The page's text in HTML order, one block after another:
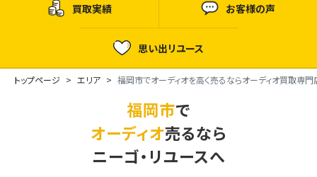
買取実績 お客様の声
思い出リユース
トップページ エリア 福岡市でオーディオを高く売るならオーディオ買取専門
福岡市で
オーディオ売るなら
ニーゴ・リユースへ